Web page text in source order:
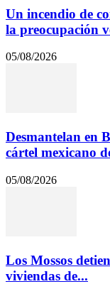
Un incendio de
la preocupación
05/08/2026
Desmantelan en
cártel mexicano
05/08/2026
Los Mossos
viviendas de...